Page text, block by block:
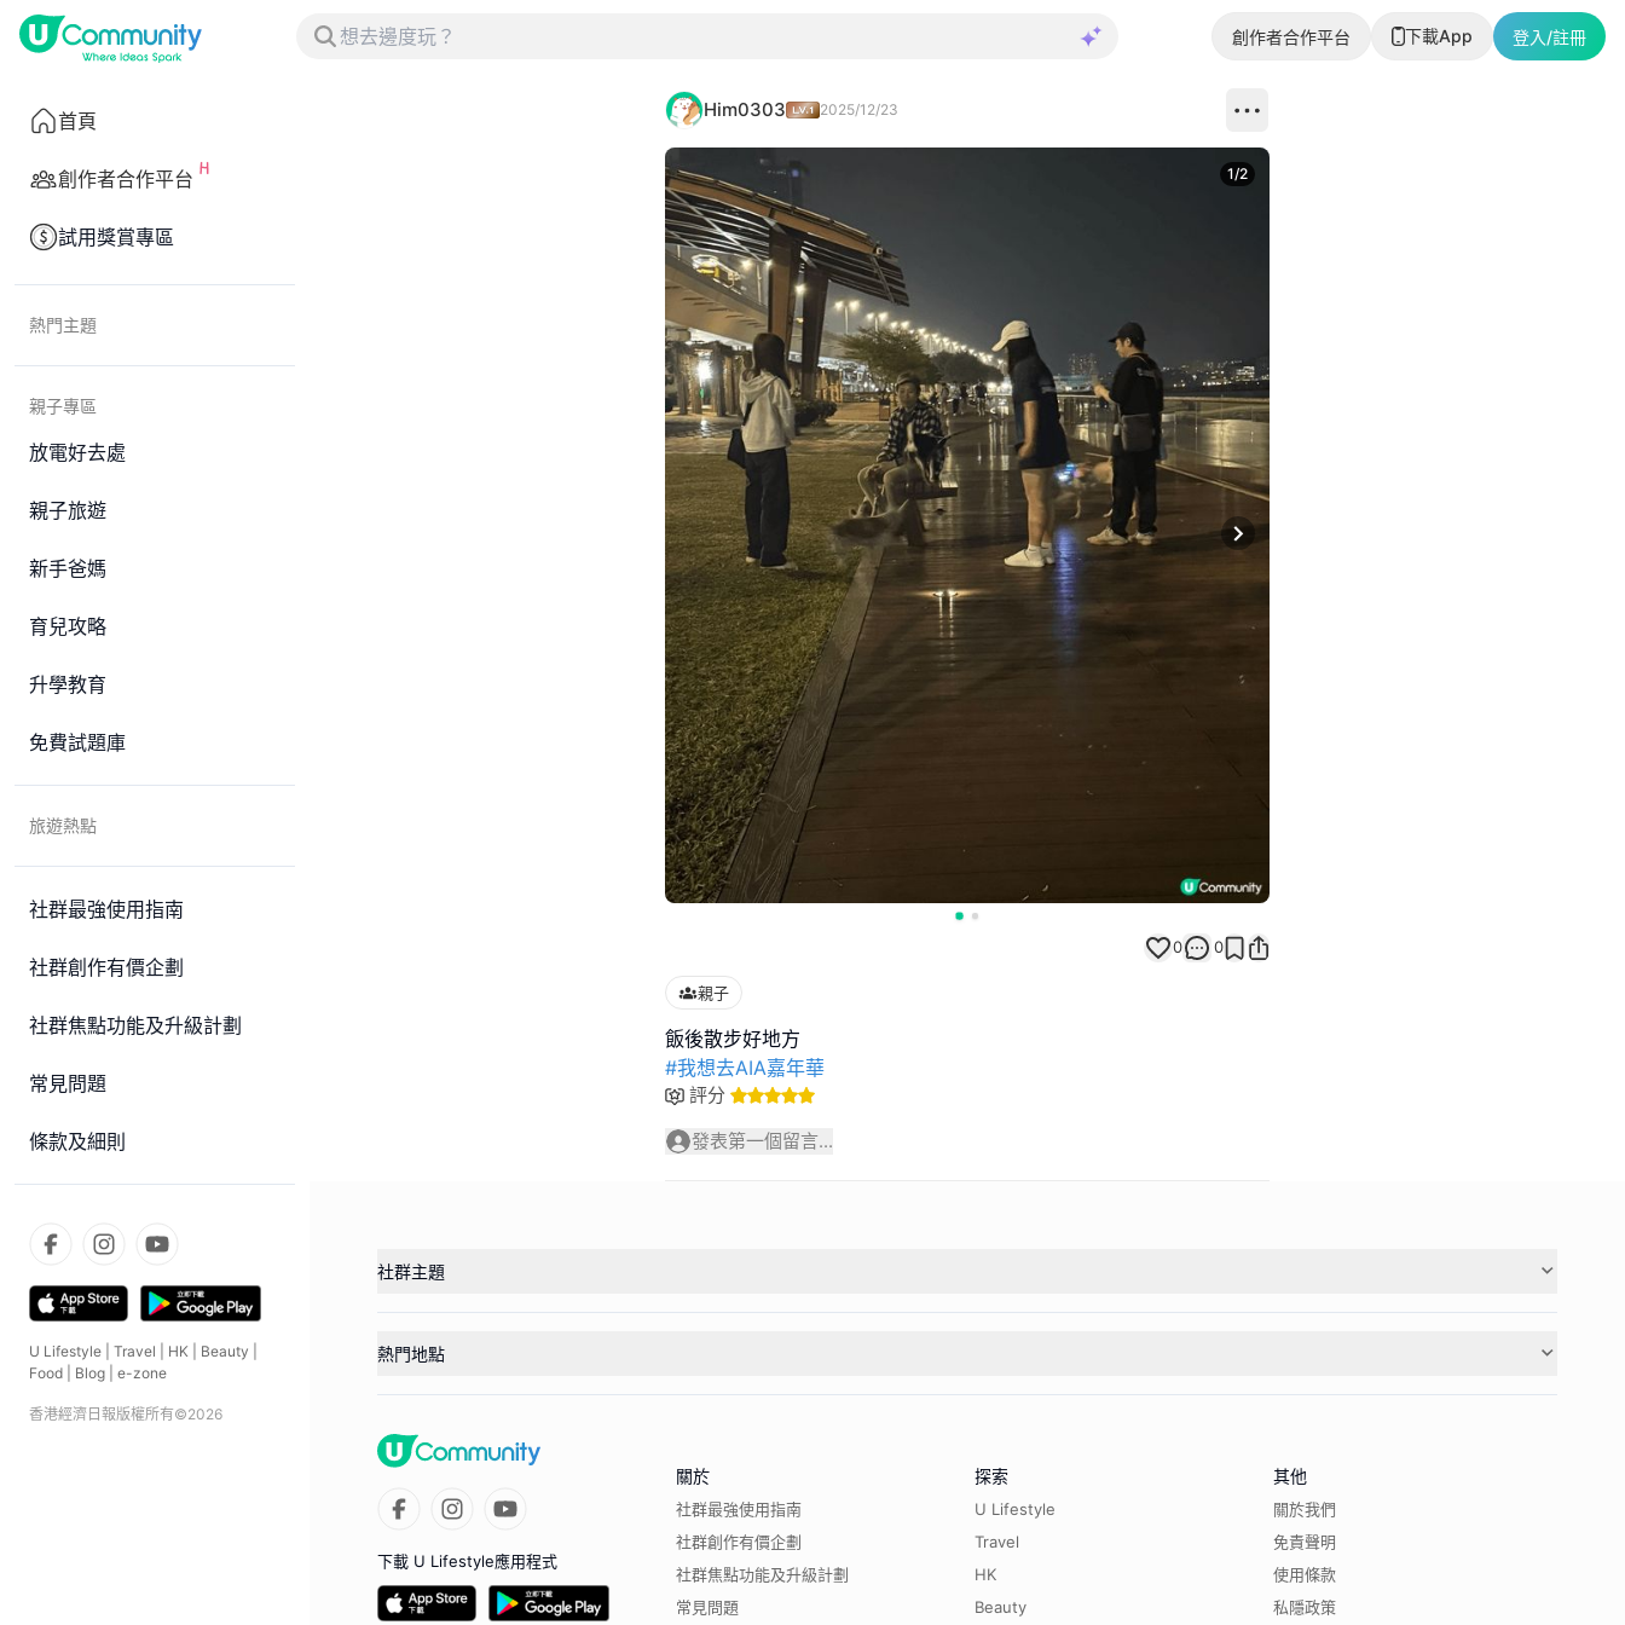
創作者合作平台 下載App 登入/註冊
首頁
創作者合作平台
試用獎賞專區
熱門主題
親子專區
放電好去處
親子旅遊
新手爸媽
育兒攻略
升學教育
免費試題庫
旅遊熱點
社群最強使用指南
社群創作有價企劃
社群焦點功能及升級計劃
常見問題
條款及細則
U Lifestyle Travel HK Beauty
Food
Blog e-zone
香港經濟日報版權所有©2026
Him0303 2025/12/23
Next slide
1/2
0 0
親子
#我想去AIA嘉年華
評分
發表第一個留言...
社群主題
熱門地點
下載 U Lifestyle應用程式
關於
社群最強使用指南
社群創作有價企劃
社群焦點功能及升級計劃
常見問題
探索
U Lifestyle
Travel
HK
Beauty
其他
關於我們
免責聲明
使用條款
私隱政策